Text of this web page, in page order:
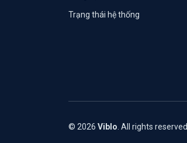
Trạng thái hệ thống
© 2026 Viblo . All rights reserved.